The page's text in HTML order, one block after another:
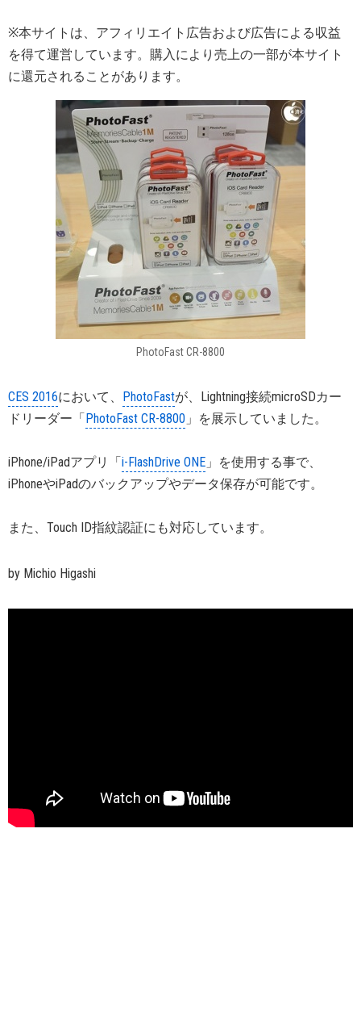
※本サイトは、アフィリエイト広告および広告による収益
を得て運営しています。購入により売上の一部が本サイト
に還元されることがあります。
PhotoFast CR-8800
CES 2016において、 PhotoFastが、Lightning接続microSDカー
ドリーダー「PhotoFast CR-8800 」を展示していました。
iPhone/iPadアプリ「i-FlashDrive ONE 」を使用する事で、
iPhoneやiPadのバックアップやデータ保存が可能です。
また、Touch ID指紋認証にも対応しています。
by Michio Higashi